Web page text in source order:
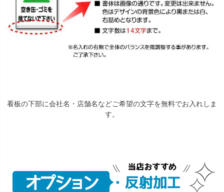
看板の下部に会社名・店舗名などご希望の文字を無料でお入れしま
す。